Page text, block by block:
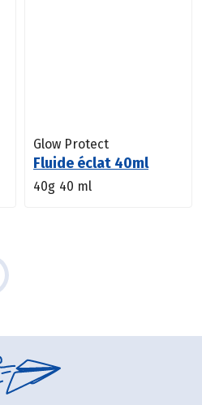
Glow Protect
Fluide éclat 40ml
40g 40 ml